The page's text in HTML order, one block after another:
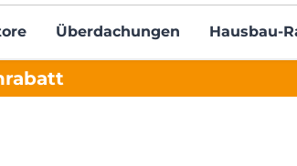
Überdachungen Hausbau-